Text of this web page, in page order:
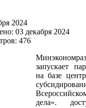
2024
03 декабря 2024
476
запускает
на базе
дела».